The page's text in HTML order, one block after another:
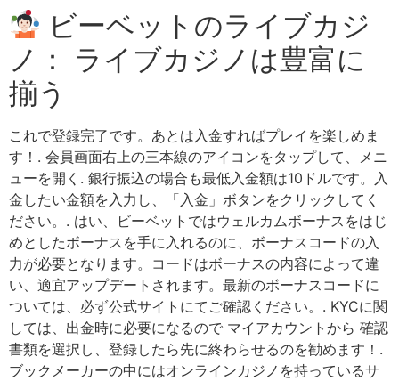
ビーベットのライブカジ
ノ： ライブカジノは豊富に
揃う
これで登録完了です。あとは入金すればプレイを楽しめま
す！. 会員画面右上の三本線のアイコンをタップして、メニ
ューを開く. 銀行振込の場合も最低入金額は10ドルです。入
金したい金額を入力し、「入金」ボタンをクリックしてく
ださい。. はい、ビーベットではウェルカムボーナスをはじ
めとしたボーナスを手に入れるのに、ボーナスコードの入
力が必要となります。コードはボーナスの内容によって違
い、適宜アップデートされます。最新のボーナスコードに
ついては、必ず公式サイトにてご確認ください。. KYCに関
しては、出金時に必要になるので マイアカウントから 確認
書類を選択し、登録したら先に終わらせるのを勧めます！.
ブックメーカーの中にはオンラインカジノを持っているサ